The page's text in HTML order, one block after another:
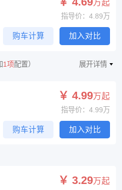
万起
指导价：4.89万
购车计算 加入对比
1项配置） 展开详情
￥ 4.99万起
指导价：4.99万
购车计算 加入对比
￥ 3.29万起